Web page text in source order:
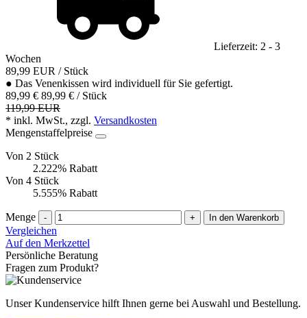
Lieferzeit: 2 - 3
Wochen
89,99 EUR / Stück
● Das Venenkissen wird individuell für Sie gefertigt.
89,99 € 89,99 € / Stück
119,99 EUR
* inkl. MwSt., zzgl. Versandkosten
Mengenstaffelpreise
Von 2 Stück
2.222% Rabatt
Von 4 Stück
5.555% Rabatt
Menge - + In den Warenkorb
Vergleichen
Auf den Merkzettel
Persönliche Beratung
Fragen zum Produkt?
Unser Kundenservice hilft Ihnen gerne bei Auswahl und Bestellung.